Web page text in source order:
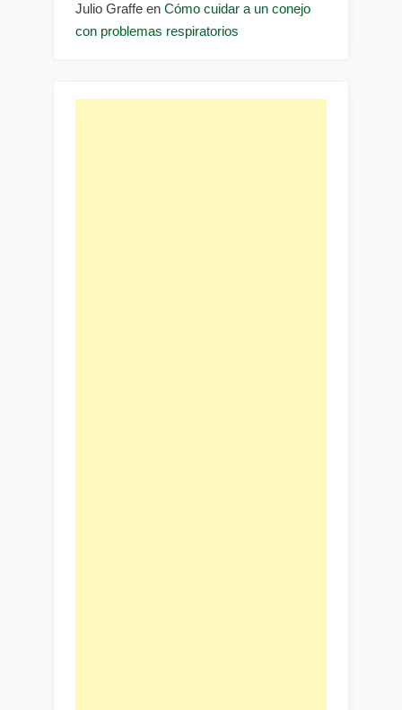
Julio Graffe en Cómo cuidar a un conejo
con problemas respiratorios